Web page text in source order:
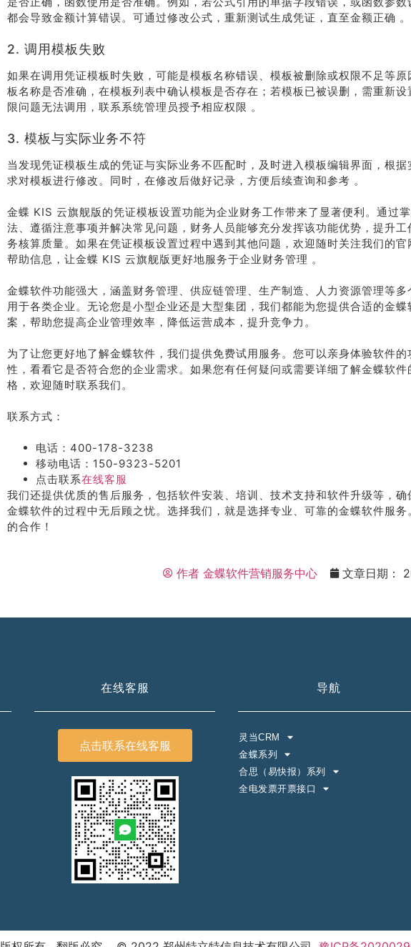
都会导致金额计算错误。可通过修改公式，重新测试生成凭证，直至金额正确 。
2. 调用模板失败
如果在调用凭证模板时失败，可能是模板名称错误、模板被删除或权限不足等原
板名称是否准确，在模板列表中确认模板是否存在；若模板已被误删，需重新设
限问题无法调用，联系系统管理员授予相应权限 。
3. 模板与实际业务不符
当发现凭证模板生成的凭证与实际业务不匹配时，及时进入模板编辑界面，根据
求对模板进行修改。同时，在修改后做好记录，方便后续查询和参考 。
金蝶 KIS 云旗舰版的凭证模板设置功能为企业财务工作带来了显著便利。通过
法、遵循注意事项并解决常见问题，财务人员能够充分发挥该功能优势，提升工
务核算质量。如果在凭证模板设置过程中遇到其他问题，欢迎随时关注我们的官
帮助信息，让金蝶 KIS 云旗舰版更好地服务于企业财务管理 。
金蝶软件功能强大，涵盖财务管理、供应链管理、生产制造、人力资源管理等多
用于各类企业。无论您是小型企业还是大型集团，我们都能为您提供合适的金蝶
案，帮助您提高企业管理效率，降低运营成本，提升竞争力。
为了让您更好地了解金蝶软件，我们提供免费试用服务。您可以亲身体验软件的
性，看看它是否符合您的企业需求。如果您有任何疑问或需要详细了解金蝶软件
格，欢迎随时联系我们。
联系方式：
电话：400-178-3238
移动电话：150-9323-5201
点击联系在线客服
我们还提供优质的售后服务，包括软件安装、培训、技术支持和软件升级等，确
金蝶软件的过程中无后顾之忧。选择我们，就是选择专业、可靠的金蝶软件服务
的合作！
作者金蝶软件营销服务中心 文章日期：
在线客服
点击联系在线客服
导航
灵当CRM
金蝶系列
合思（易快报）系列
全电发票开票接口